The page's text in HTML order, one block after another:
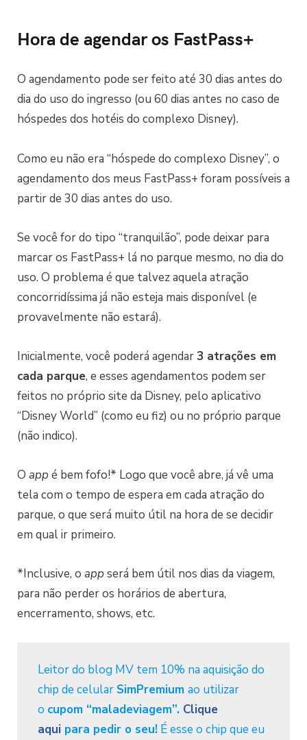
Hora de agendar os FastPass+
O agendamento pode ser feito até 30 dias antes do
dia do uso do ingresso (ou 60 dias antes no caso de
hóspedes dos hotéis do complexo Disney).
Como eu não era “hóspede do complexo Disney”, o
agendamento dos meus FastPass+ foram possíveis a
partir de 30 dias antes do uso.
Se você for do tipo “tranquilão”, pode deixar para
marcar os FastPass+ lá no parque mesmo, no dia do
uso. O problema é que talvez aquela atração
concorridíssima já não esteja mais disponível (e
provavelmente não estará).
Inicialmente, você poderá agendar 3 atrações em
cada parque, e esses agendamentos podem ser
feitos no próprio site da Disney, pelo aplicativo
“Disney World” (como eu fiz) ou no próprio parque
(não indico).
O appé bem fofo!* Logo que você abre, já vê uma
tela com o tempo de espera em cada atração do
parque, o que será muito útil na hora de se decidir
em qual ir primeiro.
*Inclusive, o appserá bem útil nos dias da viagem,
para não perder os horários de abertura,
encerramento, shows, etc.
Leitor do blog MV tem 10% na aquisição do
chip de celular SimPremium ao utilizar
o cupom “maladeviagem”. Clique
aqui para pedir o seu! É esse o chip que eu